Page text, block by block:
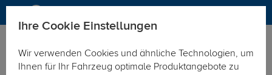
vorheriger Artikel nächster Artikel
Ihre Cookie Einstellungen
Wir verwenden Cookies und ähnliche Technologien, um
Ihnen für Ihr Fahrzeug optimale Produktangebote zu